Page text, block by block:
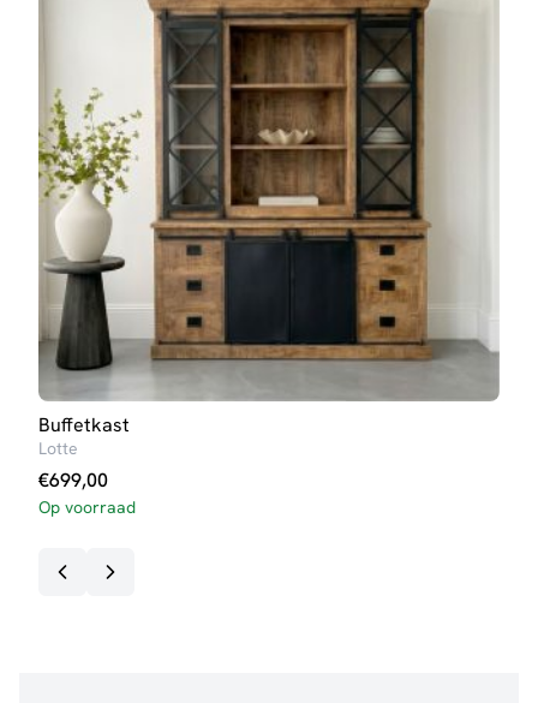
Buffetkast
Lotte
€699,00
Op voorraad